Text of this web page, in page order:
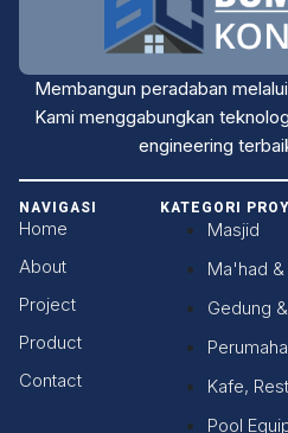
Membangun peradaban
Kami menggabungkan
engineering
NAVIGASI
Home
About
Project
Product
Contact
KATEGORI
Masjid
Ma'had
Gedung
Kafe,
Pool